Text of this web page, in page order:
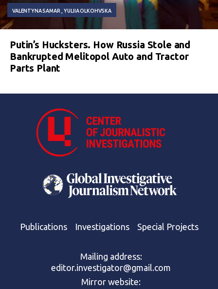
VALENTYNA SAMAR YULIIA OLKOHVSKA
Putin’s Hucksters. How Russia Stole and
Bankrupted Melitopol Auto and Tractor
Parts Plant
Publications Investigations Special Projects
Mailing address:
editor.investigator@gmail.com
Mirror website: